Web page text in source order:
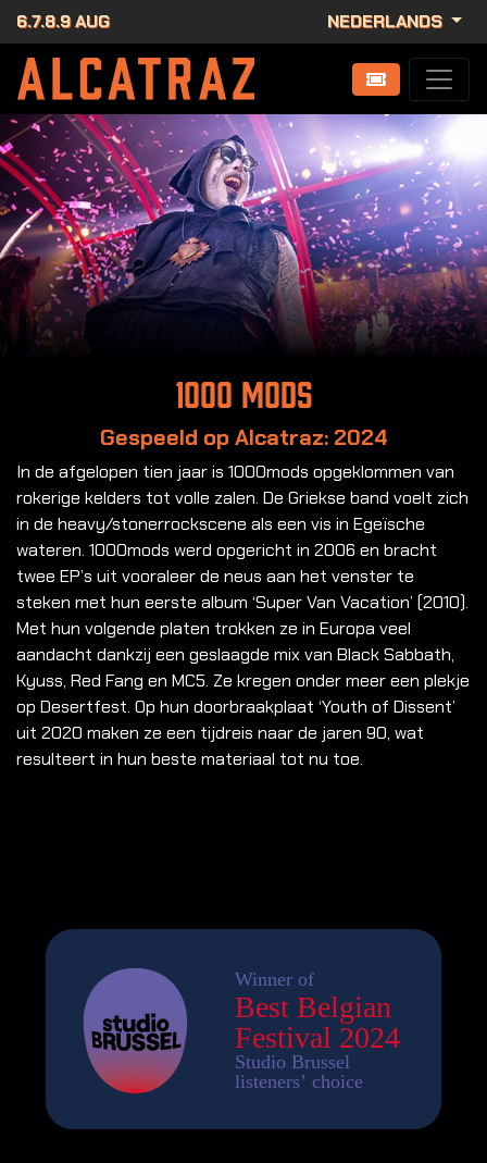
6.7.8.9 AUG NEDERLANDS
1000 Mods
Gespeeld op Alcatraz: 2024
In de afgelopen tien jaar is 1000mods opgeklommen van
rokerige kelders tot volle zalen. De Griekse band voelt zich
in de heavy/stonerrockscene als een vis in Egeïsche
wateren. 1000mods werd opgericht in 2006 en bracht
twee EP’s uit vooraleer de neus aan het venster te
steken met hun eerste album ‘Super Van Vacation’ (2010).
Met hun volgende platen trokken ze in Europa veel
aandacht dankzij een geslaagde mix van Black Sabbath,
Kyuss, Red Fang en MC5. Ze kregen onder meer een plekje
op Desertfest. Op hun doorbraakplaat ‘Youth of Dissent’
uit 2020 maken ze een tijdreis naar de jaren 90, wat
resulteert in hun beste materiaal tot nu toe.